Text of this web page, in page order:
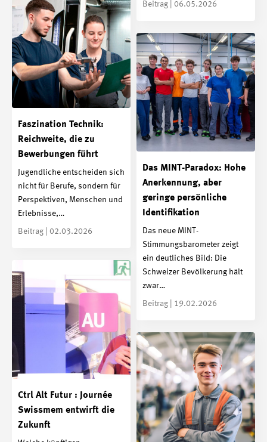
Beitrag | 06.05.2026
Faszination Technik:
Reichweite, die zu
Bewerbungen führt
Jugendliche entscheiden sich
nicht für Berufe, sondern für
Perspektiven, Menschen und
Erlebnisse,…
Beitrag | 02.03.2026
Das MINT-Paradox: Hohe
Anerkennung, aber
geringe persönliche
Identifikation
Das neue MINT-
Stimmungsbarometer zeigt
ein deutliches Bild: Die
Schweizer Bevölkerung hält
zwar…
Beitrag | 19.02.2026
Ctrl Alt Futur : Journée
Swissmem entwirft die
Zukunft